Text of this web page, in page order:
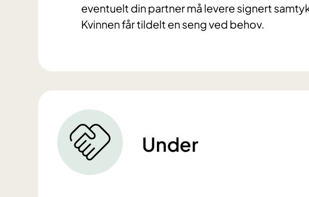
eventuelt din partner må levere signert
Kvinnen får tildelt en seng ved behov.
Under